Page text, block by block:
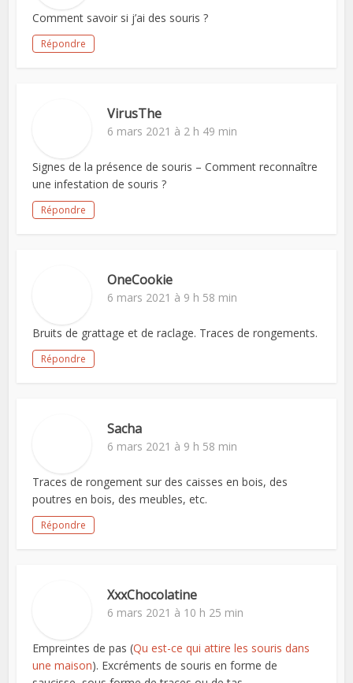
Comment savoir si j’ai des souris ?
Répondre
VirusThe
6 mars 2021 à 2 h 49 min
Signes de la présence de souris – Comment reconnaître
une infestation de souris ?
Répondre
OneCookie
6 mars 2021 à 9 h 58 min
Bruits de grattage et de raclage. Traces de rongements.
Répondre
Sacha
6 mars 2021 à 9 h 58 min
Traces de rongement sur des caisses en bois, des
poutres en bois, des meubles, etc.
Répondre
XxxChocolatine
6 mars 2021 à 10 h 25 min
Empreintes de pas (Qu est-ce qui attire les souris dans
une maison). Excréments de souris en forme de